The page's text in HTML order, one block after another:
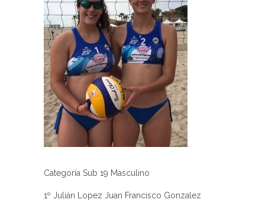
Categoría Sub 19 Masculino
1º Julián Lopez Juan Francisco Gonzalez